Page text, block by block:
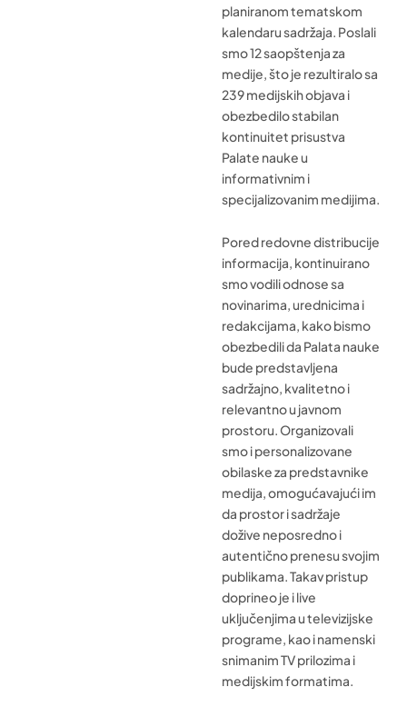
planiranom tematskom
kalendaru sadržaja. Poslali
smo 12 saopštenja za
medije, što je rezultiralo sa
239 medijskih objava i
obezbedilo stabilan
kontinuitet prisustva
Palate nauke u
informativnim i
specijalizovanim medijima.
Pored redovne distribucije
informacija, kontinuirano
smo vodili odnose sa
novinarima, urednicima i
redakcijama, kako bismo
obezbedili da Palata nauke
bude predstavljena
sadržajno, kvalitetno i
relevantno u javnom
prostoru. Organizovali
smo i personalizovane
obilaske za predstavnike
medija, omogućavajući im
da prostor i sadržaje
dožive neposredno i
autentično prenesu svojim
publikama. Takav pristup
doprineo je i live
uključenjima u televizijske
programe, kao i namenski
snimanim TV prilozima i
medijskim formatima.